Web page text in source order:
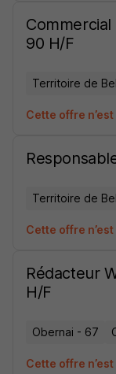
90 H/F
Territoire de
Cette offre
Territoire de
Cette offre
Rédacteur
H/F
Obernai - 67
Cette offre